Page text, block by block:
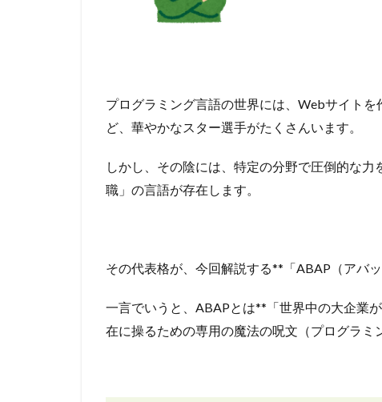
プログラミング言語の世界には、Webサイト
ど、華やかなスター選手がたくさんいます。
しかし、その陰には、特定の分野で圧倒的な
職」の言語が存在します。
その代表格が、今回解説する**「ABAP（アバッ
一言でいうと、ABAPとは**「世界中の大企業
在に操るための専用の魔法の呪文（プログラミ